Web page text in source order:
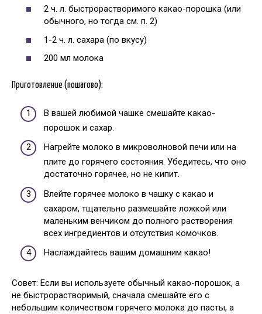
2 ч. л. быстрорастворимого какао-порошка (или
обычного, но тогда см. п. 2)
1-2 ч. л. сахара (по вкусу)
200 мл молока
Приготовление (пошагово):
В вашей любимой чашке смешайте какао-
порошок и сахар.
Нагрейте молоко в микроволновой печи или на
плите до горячего состояния. Убедитесь, что оно
достаточно горячее, но не кипит.
Влейте горячее молоко в чашку с какао и
сахаром, тщательно размешайте ложкой или
маленьким венчиком до полного растворения
всех ингредиентов и отсутствия комочков.
Наслаждайтесь вашим домашним какао!
Совет: Если вы используете обычный какао-порошок, а
не быстрорастворимый, сначала смешайте его с
небольшим количеством горячего молока до пасты, а